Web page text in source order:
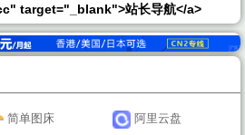
target="_blank">站长导航</a>
简单图床 阿里云盘